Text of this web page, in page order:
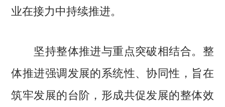
业在接力中持续推进。
坚持整体推进与重点突破相结合。整
体推进强调发展的系统性、协同性，旨在
筑牢发展的台阶，形成共促发展的整体效